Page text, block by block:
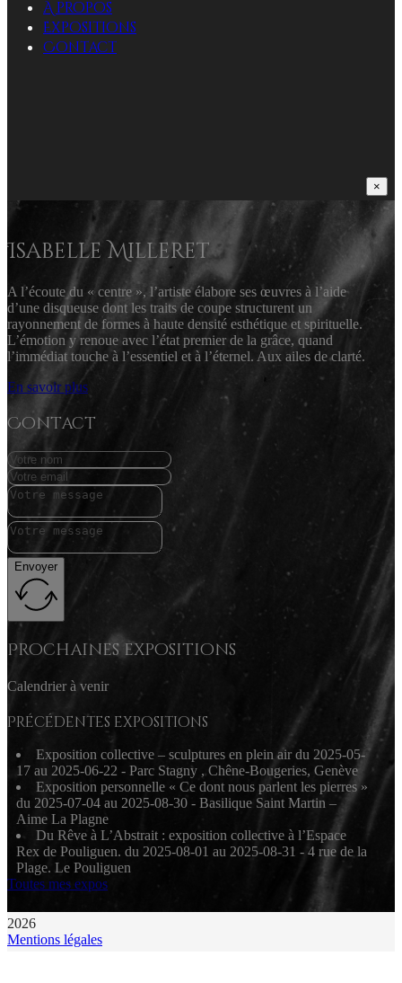
A propos
Expositions
Contact
×
Isabelle Milleret
A l’écoute du « centre », l’artiste élabore ses œuvres à l’aide
d’une disqueuse dont les traits de coupe structurent un
rayonnement de formes à haute densité esthétique et spirituelle.
L’émotion y renoue avec l’état premier de la grâce, quand
l’immédiat touche à l’essentiel et à l’éternel. Aux ailes de clarté.
En savoir plus
Contact
Envoyer
Prochaines expositions
Calendrier à venir
Précédentes expositions
Exposition collective – sculptures en plein air du 2025-05-
17 au 2025-06-22 - Parc Stagny , Chêne-Bougeries, Genève
Exposition personnelle « Ce dont nous parlent les pierres »
du 2025-07-04 au 2025-08-30 - Basilique Saint Martin –
Aime La Plagne
Du Rêve à L’Abstrait : exposition collective à l’Espace
Rex de Pouliguen. du 2025-08-01 au 2025-08-31 - 4 rue de la
Plage. Le Pouliguen
Toutes mes expos
2026
Mentions légales